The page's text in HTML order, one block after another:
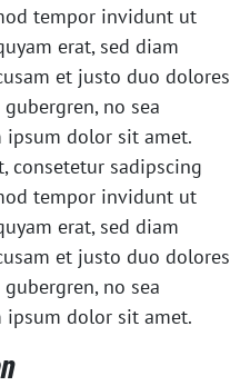
tempor invidunt ut
erat, sed diam
et justo duo dolores
no sea
ipsum dolor sit amet.
consetetur sadipscing
tempor invidunt ut
erat, sed diam
et justo duo dolores
no sea
ipsum dolor sit amet.